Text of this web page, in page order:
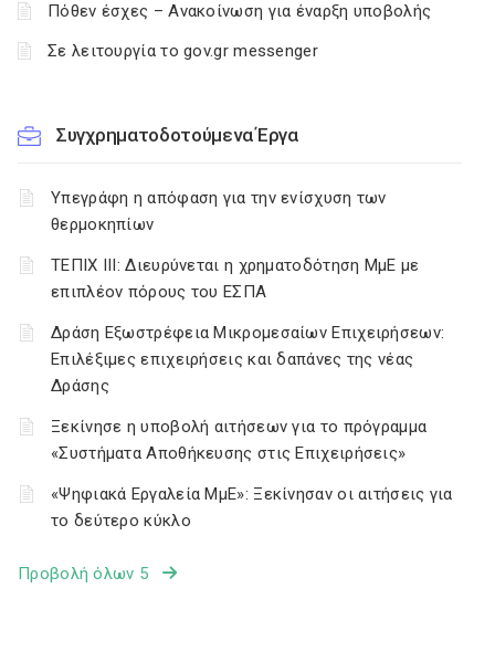
Πόθεν έσχες – Ανακοίνωση για έναρξη υποβολής
Σε λειτουργία το gov.gr messenger
Συγχρηματοδοτούμενα Έργα
Υπεγράφη η απόφαση για την ενίσχυση των
θερμοκηπίων
ΤΕΠΙΧ ΙΙΙ: Διευρύνεται η χρηματοδότηση ΜμΕ με
επιπλέον πόρους του ΕΣΠΑ
Δράση Εξωστρέφεια Μικρομεσαίων Επιχειρήσεων:
Επιλέξιμες επιχειρήσεις και δαπάνες της νέας
Δράσης
Ξεκίνησε η υποβολή αιτήσεων για το πρόγραμμα
«Συστήματα Αποθήκευσης στις Επιχειρήσεις»
«Ψηφιακά Εργαλεία ΜμΕ»: Ξεκίνησαν οι αιτήσεις για
το δεύτερο κύκλο
Προβολή όλων 5